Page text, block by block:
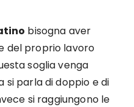
bisogna aver
del proprio lavoro
soglia venga
parla di doppio e di
si raggiungono le